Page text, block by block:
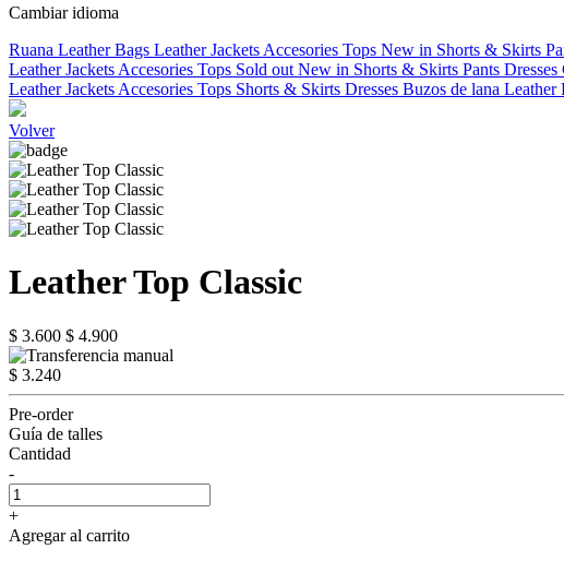
Cambiar idioma
Ruana Leather Bags Leather Jackets Accesories Tops New in Shorts & Skirts
Leather Jackets Accesories Tops Sold out New in Shorts & Skirts Pants Dresses
Leather Jackets Accesories Tops Shorts & Skirts Dresses Buzos de lana Leather
Volver
Leather Top Classic
$ 3.600 $ 4.900
$ 3.240
Pre-order
Guía de talles
Cantidad
-
+
Agregar al carrito